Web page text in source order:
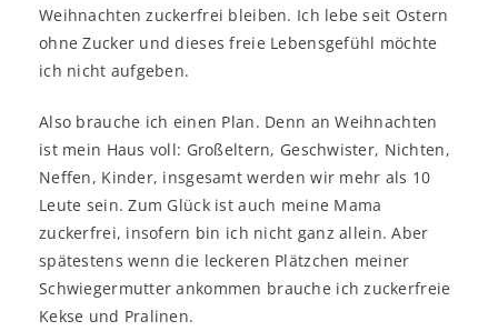
Weihnachten zuckerfrei bleiben. Ich lebe seit Ostern
ohne Zucker und dieses freie Lebensgefühl möchte
ich nicht aufgeben.
Also brauche ich einen Plan. Denn an Weihnachten
ist mein Haus voll: Großeltern, Geschwister, Nichten,
Neffen, Kinder, insgesamt werden wir mehr als 10
Leute sein. Zum Glück ist auch meine Mama
zuckerfrei, insofern bin ich nicht ganz allein. Aber
spätestens wenn die leckeren Plätzchen meiner
Schwiegermutter ankommen brauche ich zuckerfreie
Kekse und Pralinen.